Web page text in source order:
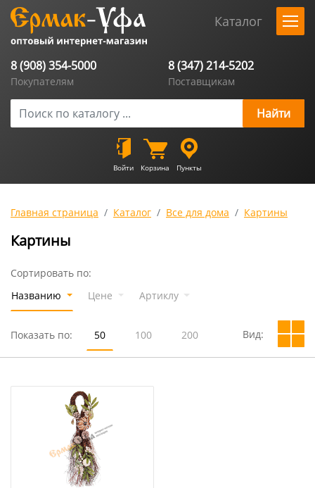
Каталог
8 (908) 354-5000
Покупателям
8 (347) 214-5202
Поставщикам
Войти Корзина Пункты
Главная страница Каталог Все для дома Картины
Картины
Сортировать по:
Названию
Цене Артиклу
Показать по: 50 100 200 Вид: